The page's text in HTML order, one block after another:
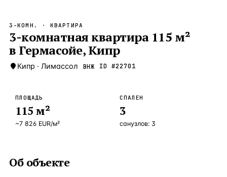
Новороссийск —Локация Россия · 2
Стамбул —Локация
Анталия
ЧАСТО ИЩУТ
Турция
3-КОМН. · КВАРТИРА
3-комнатная квартира 115 м²
в Гермасойе, Кипр
Кипр · Лимассол ВНЖ ID #22701
ПЛОЩАДЬ
115 м²
~7 826 EUR/м²
СПАЛЕН
3
санузлов: 3
Об объекте